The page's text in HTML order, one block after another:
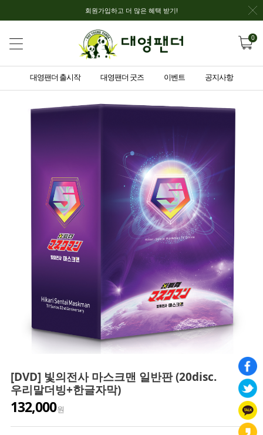
회원가입하고 더 많은 혜택 받기!
0
대영팬더 출시작 대영팬더 굿즈 이벤트 공지사항
[DVD] 빛의전사 마스크맨 일반판 (20disc.
우리말더빙+한글자막)
132,000원